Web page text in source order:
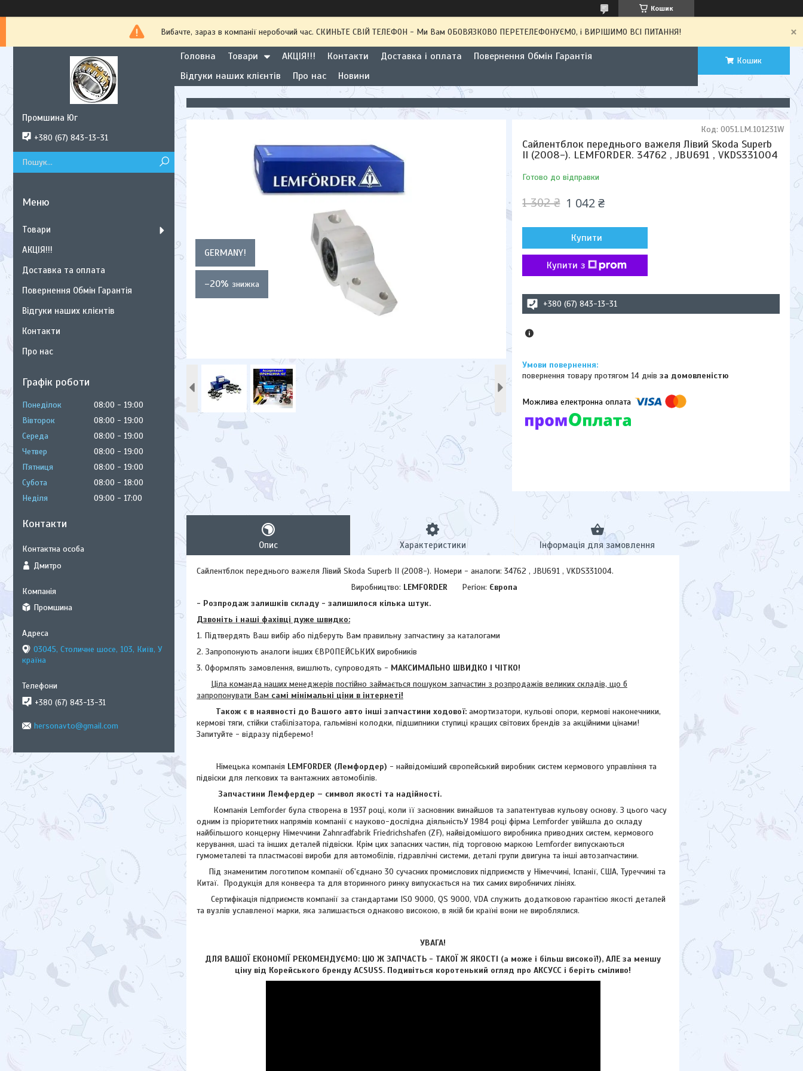
Кошик
Вибачте, зараз в компанії неробочий час. СКИНЬТЕ СВІЙ ТЕЛЕФОН - Ми Вам ОБОВЯЗКОВО ПЕРЕТЕЛЕФОНУЄМО, і ВИРІШИМО ВСІ ПИТАННЯ!
Головна Товари АКЦІЯ!!! Контакти Доставка і оплата
Повернення Обмін Гарантія
Відгуки наших клієнтів
Про нас Новини
Кошик
GERMANY!
–20%
Сайлентблок переднього важеля Лівий Skoda Superb
II (2008-). LEMFORDER. 34762 , JBU691 , VKDS331004
Готово до відправки
Код: 0051.LM.101231W
1 302 ₴ 1 042 ₴
Купити
Купити з
+380 (67) 843-13-31
повернення товару протягом 14 днівза домовленістю
Опис Характеристики Інформація для замовлення
Сайлентблок переднього важеля Лівий Skoda Superb II (2008-). Номери - аналоги: 34762 , JBU691 , VKDS331004.
Виробництво: LEMFORDER Регіон: Європа
- Розпродаж залишків складу - залишилося кілька штук.
Дзвоніть і наші фахівці дуже швидко:
1. Підтвердять Ваш вибір або підберуть Вам правильну запчастину за каталогами
2. Запропонують аналоги інших ЄВРОПЕЙСЬКИХ виробників
3. Оформлять замовлення, вишлють, супроводять - МАКСИМАЛЬНО ШВИДКО І ЧІТКО!
Ціла команда наших менеджерів постійно займається пошуком запчастин з розпродажів великих складів, що б
запропонувати Вам самі мінімальні ціни в інтернеті!
Також є в наявності до Вашого авто інші запчастини ходової: амортизатори, кульові опори, кермові наконечники,
кермові тяги, стійки стабілізатора, гальмівні колодки, підшипники ступиці кращих світових брендів за акційними цінами!
Запитуйте - відразу підберемо!
Німецька компанія LEMFORDER (Лемфордер) - найвідоміший європейський виробник систем кермового управління та
підвіски для легкових та вантажних автомобілів.
Запчастини Лемфердер – символ якості та надійності.
Компанія Lemforder була створена в 1937 році, коли її засновник винайшов та запатентував кульову основу. З цього часу
одним із пріоритетних напрямів компанії є науково-дослідна діяльністьУ 1984 році фірма Lemforder увійшла до складу
найбільшого концерну Німеччини Zahnradfabrik Friedrichshafen (ZF), найвідомішого виробника приводних систем, кермового
керування, шасі та інших деталей підвіски. Крім цих запасних частин, під торговою маркою Lemforder випускаються
гумометалеві та пластмасові вироби для автомобілів, гідравлічні системи, деталі групи двигуна та інші автозапчастини.
Під знаменитим логотипом компанії об'єднано 30 сучасних промислових підприємств у Німеччині, Іспанії, США, Туреччині та
Китаї. Продукція для конвеєра та для вторинного ринку випускається на тих самих виробничих лініях.
Сертифікація підприємств компанії за стандартами ISO 9000, QS 9000, VDA служить додатковою гарантією якості деталей
та вузлів уславленої марки, яка залишається однаково високою, в якій би країні вони не вироблялися.
УВАГА!
ДЛЯ ВАШОЇ ЕКОНОМІЇ РЕКОМЕНДУЄМО: ЦЮ Ж ЗАПЧАСТЬ - ТАКОЇ Ж ЯКОСТІ (а може і більш високої!), АЛЕ за меншу
ціну від Корейського бренду ACSUSS. Подивіться коротенький огляд про АКСУCC і беріть сміливо!
Промшина Юг
+380 (67) 843-13-31
Товари
АКЦІЯ!!!
Доставка та оплата
Повернення Обмін Гарантія
Відгуки наших клієнтів
Контакти
Про нас
Графік роботи
Понеділок 08:00
19:00
Вівторок
08:00
19:00
Середа
08:00
19:00
Четвер
08:00
19:00
Пʼятниця
08:00
19:00
Субота
08:00
18:00
Неділя
09:00 17:00
Контакти
Дмитро
Промшина
03045, Столичне шосе, 103, Київ, У
країна
+380 (67) 843-13-31
hersonavto@gmail.com